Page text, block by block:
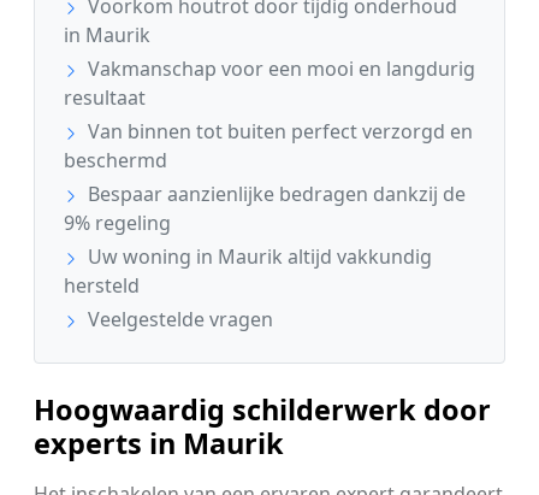
Voorkom houtrot door tijdig onderhoud
in Maurik
Vakmanschap voor een mooi en langdurig
resultaat
Van binnen tot buiten perfect verzorgd en
beschermd
Bespaar aanzienlijke bedragen dankzij de
9% regeling
Uw woning in Maurik altijd vakkundig
hersteld
Veelgestelde vragen
Hoogwaardig schilderwerk door
experts in Maurik